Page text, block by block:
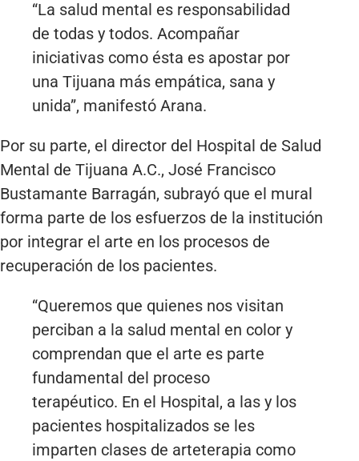
“La salud mental es responsabilidad
de todas y todos. Acompañar
iniciativas como ésta es apostar por
una Tijuana más empática, sana y
unida”, manifestó Arana.
Por su parte, el director del Hospital de Salud
Mental de Tijuana A.C., José Francisco
Bustamante Barragán, subrayó que el mural
forma parte de los esfuerzos de la institución
por integrar el arte en los procesos de
recuperación de los pacientes.
“Queremos que quienes nos visitan
perciban a la salud mental en color y
comprendan que el arte es parte
fundamental del proceso
terapéutico. En el Hospital, a las y los
pacientes hospitalizados se les
imparten clases de arteterapia como